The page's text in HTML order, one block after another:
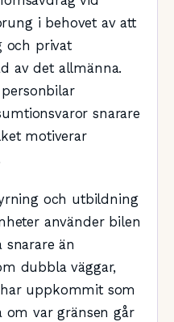
i behovet av att
och privat
av det allmänna.
snarare
motiverar
och utbildning
använder bilen
än
dubbla väggar,
uppkommit som
om var gränsen går